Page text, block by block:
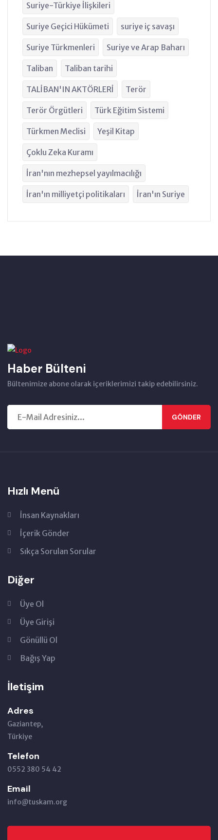
Suriye-Türkiye İlişkileri
Suriye Geçici Hükümeti suriye iç savaşı
Suriye Türkmenleri Suriye ve Arap Baharı
Taliban Taliban tarihi
TALİBAN'IN AKTÖRLERİ Terör
Terör Örgütleri Türk Eğitim Sistemi
Türkmen Meclisi Yeşil Kitap
Çoklu Zeka Kuramı
İran'nın mezhepsel yayılmacılığı
İran'ın milliyetçi politikaları İran'ın Suriye
Haber Bülteni
Bültenimize abone olarak içeriklerimizi takip edebilirsiniz.
GÖNDER
Hızlı Menü
İnsan Kaynakları
İçerik Gönder
Sıkça Sorulan Sorular
Diğer
Üye Ol
Üye Girişi
Gönüllü Ol
Bağış Yap
İletişim
Adres
Gaziantep,
Türkiye
Telefon
0552 380 54 42
Email
info@tuskam.org